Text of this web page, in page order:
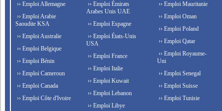
›› Emploi Allemagne
›› Emploi Arabie
Saoudite KSA
›› Emploi Australie
›› Emploi Belgique
›› Emploi Bénin
›› Emploi Cameroun
›› Emploi Canada
›› Emploi Côte d'Ivoire
›› Emploi Émirats
Arabes Unis UAE
›› Emploi Espagne
›› Emploi États-Unis
USA
›› Emploi France
›› Emploi Italie
›› Emploi Kuwait
›› Emploi Lebanon
›› Emploi Libye
›› Emploi Mauritanie
›› Emploi Oman
›› Emploi Poland
›› Emploi Qatar
›› Emploi Royaume-
Uni
›› Emploi Senegal
›› Emploi Suisse
›› Emploi Tunisie